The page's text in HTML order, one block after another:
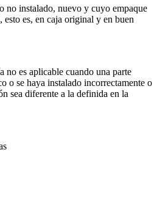
no instalado, nuevo y cuyo empaque
esto es, en caja original y en buen
no es aplicable cuando una parte
o se haya instalado incorrectamente o
sea diferente a la definida en la